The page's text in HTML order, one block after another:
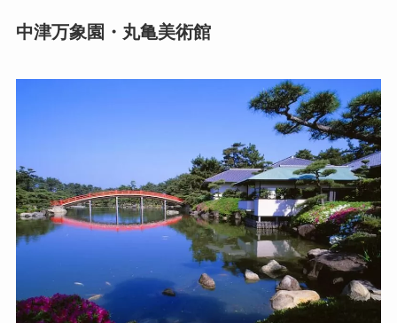
中津万象園・丸亀美術館